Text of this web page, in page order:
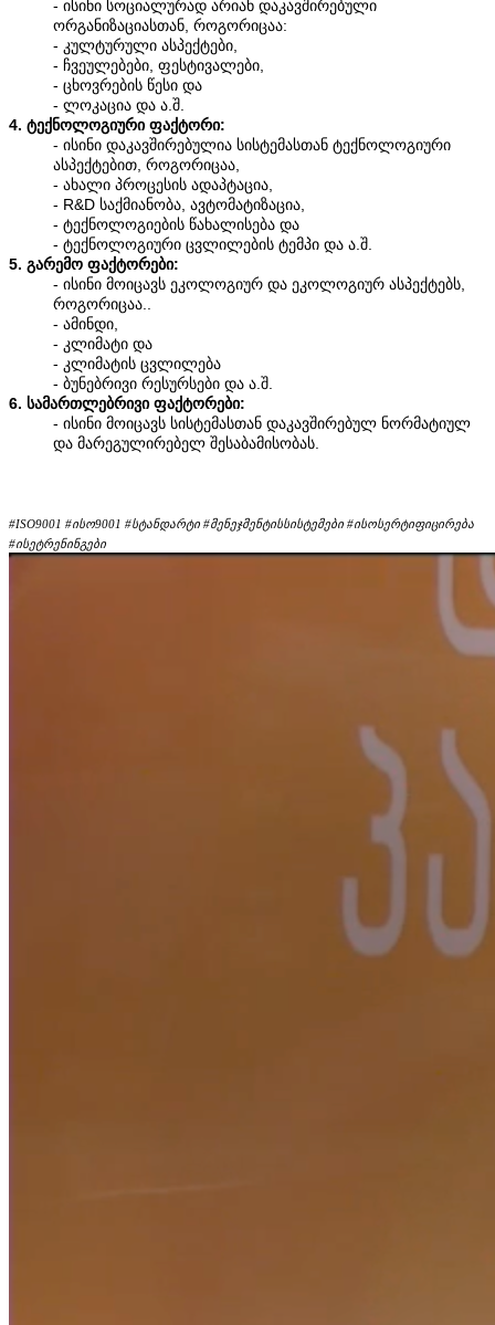
- ისინი სოციალურად არიან დაკავშირებული
ორგანიზაციასთან, როგორიცაა:
- კულტურული ასპექტები,
- ჩვეულებები, ფესტივალები,
- ცხოვრების წესი და
- ლოკაცია და ა.შ.
4. ტექნოლოგიური ფაქტორი:
- ისინი დაკავშირებულია სისტემასთან ტექნოლოგიური
ასპექტებით, როგორიცაა,
- ახალი პროცესის ადაპტაცია,
- R&D საქმიანობა, ავტომატიზაცია,
- ტექნოლოგიების წახალისება და
- ტექნოლოგიური ცვლილების ტემპი და ა.შ.
5. გარემო ფაქტორები:
- ისინი მოიცავს ეკოლოგიურ და ეკოლოგიურ ასპექტებს,
როგორიცაა..
- ამინდი,
- კლიმატი და
- კლიმატის ცვლილება
- ბუნებრივი რესურსები და ა.შ.
6. სამართლებრივი ფაქტორები:
- ისინი მოიცავს სისტემასთან დაკავშირებულ ნორმატიულ
და მარეგულირებელ შესაბამისობას.
#ISO9001 #ისო9001 #სტანდარტი #მენეჯმენტისსისტემები #ისოსერტიფიცირება
#ისეტრენინგები